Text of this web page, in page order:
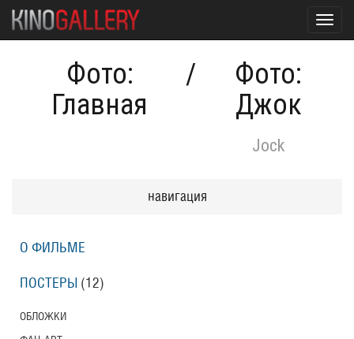
Фото:
Главная
/
Фото:
Джок
Jock
навигация
О ФИЛЬМЕ
ПОСТЕРЫ (12)
ОБЛОЖКИ